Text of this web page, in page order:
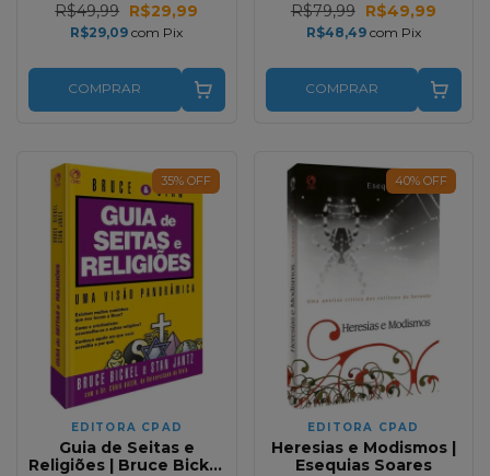
R$49,99 R$29,99
R$29,09com Pix
COMPRAR
R$79,99 R$49,99
R$48,49 com Pix
COMPRAR
35% OFF
EDITORA CPAD
Guia de Seitas e
Religiões | Bruce Bickel
40% OFF
EDITORA CPAD
Heresias e Modismos |
Esequias Soares